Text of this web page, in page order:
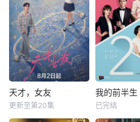
天才，女友
更新至第20集
我的前半生
已完结